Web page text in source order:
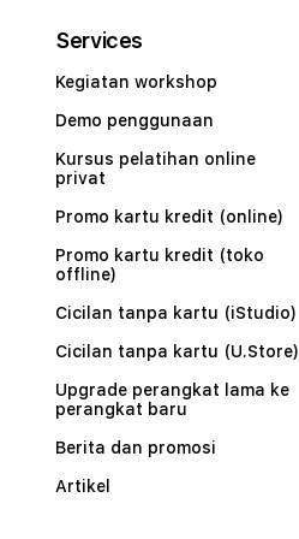
Services
Kegiatan workshop
Demo penggunaan
Kursus pelatihan online
privat
Promo kartu kredit (online)
Promo kartu kredit (toko
offline)
Cicilan tanpa kartu (iStudio)
Cicilan tanpa kartu (U.Store)
Upgrade perangkat lama ke
perangkat baru
Berita dan promosi
Artikel